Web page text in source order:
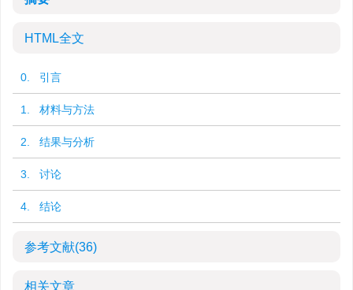
HTML全文
0. 引言
1. 材料与方法
2. 结果与分析
3. 讨论
4. 结论
参考文献(36)
相关文章